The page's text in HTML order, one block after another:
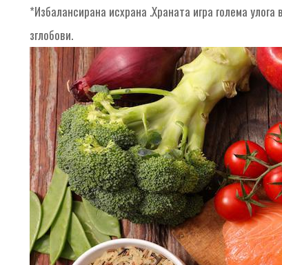
*Избалансирана исхрана .Храната игра голема
зглобови.